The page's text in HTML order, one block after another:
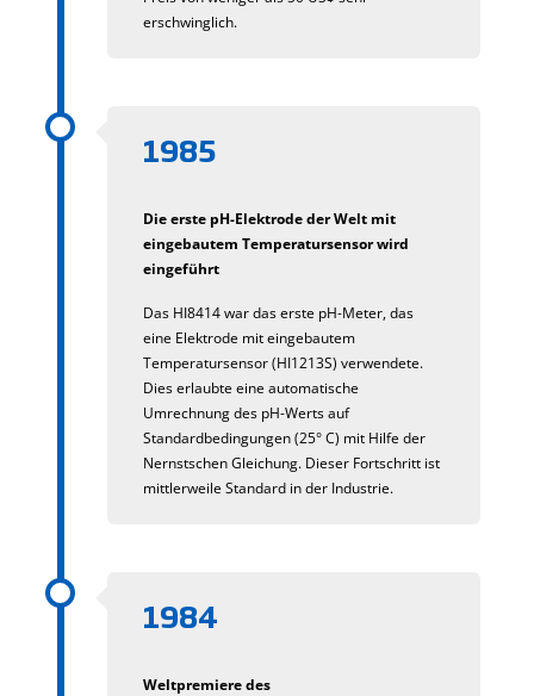
erschwinglich.
1985
Die erste pH-Elektrode der Welt mit
eingebautem Temperatursensor wird
eingeführt
Das HI8414 war das erste pH-Meter, das
eine Elektrode mit eingebautem
Temperatursensor (HI1213S) verwendete.
Dies erlaubte eine automatische
Umrechnung des pH-Werts auf
Standardbedingungen (25° C) mit Hilfe der
Nernstschen Gleichung. Dieser Fortschritt ist
mittlerweile Standard in der Industrie.
1984
Weltpremiere des